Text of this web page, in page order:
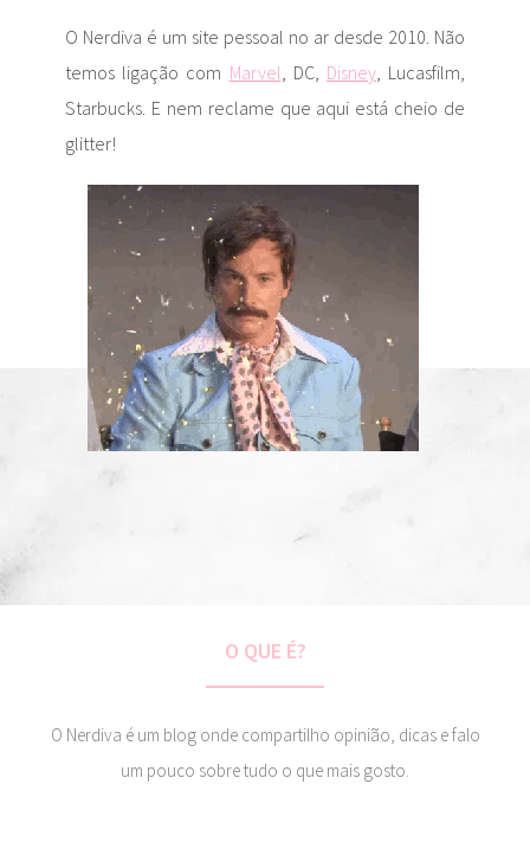
O Nerdiva é um site pessoal no ar desde 2010. Não
temos ligação com Marvel , DC, Disney , Lucasfilm,
Starbucks. E nem reclame que aqui está cheio de
glitter!
O QUE É?
O Nerdiva é um blog onde compartilho opinião, dicas e falo
um pouco sobre tudo o que mais gosto.